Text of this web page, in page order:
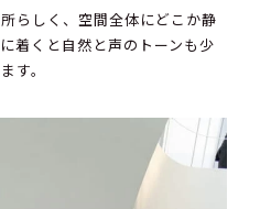
らしく、空間全体にどこか静
着くと自然と声のトーンも少
す。